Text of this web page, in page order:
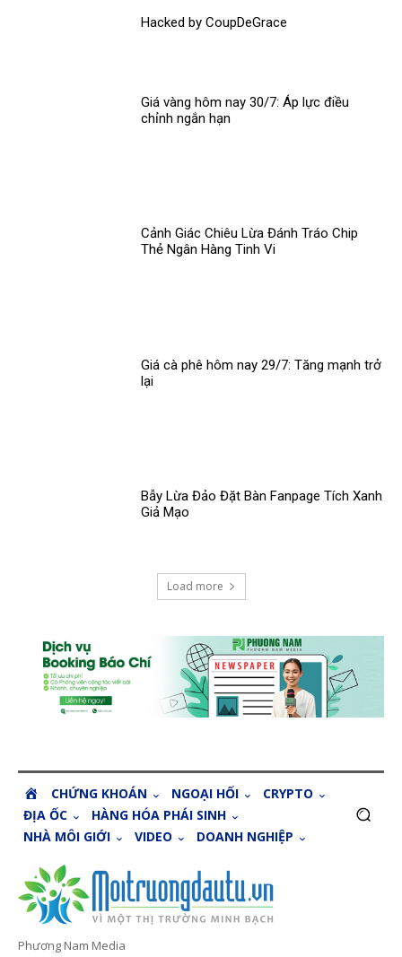
Hacked by CoupDeGrace
Giá vàng hôm nay 30/7: Áp lực điều
chỉnh ngắn hạn
Cảnh Giác Chiêu Lừa Đánh Tráo Chip
Thẻ Ngân Hàng Tinh Vi
Giá cà phê hôm nay 29/7: Tăng mạnh trở
lại
Bẫy Lừa Đảo Đặt Bàn Fanpage Tích Xanh
Giả Mạo
Load more
O
M
CHỨNG KHOÁN NGOẠI HỐI
CRYPTO
ĐỊA ỐC
HÀNG HÓA PHÁI SINH
NHÀ MÔI GIỚI
VIDEO DOANH NGHIỆP
Phương Nam Media